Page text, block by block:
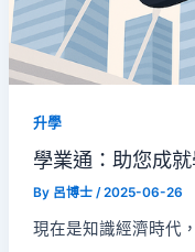
升學
學業通：助您成
By 呂博士 /2025-06-26
現在是知識經濟時代